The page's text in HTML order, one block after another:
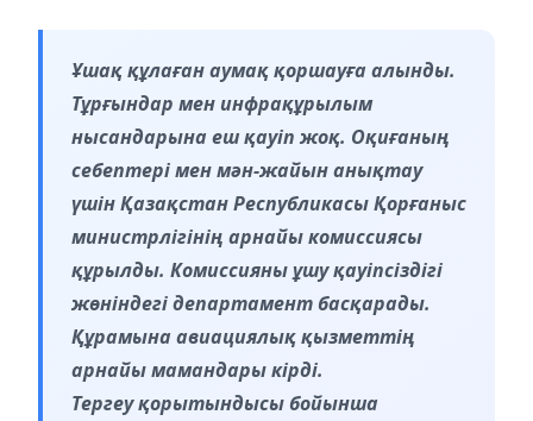
Ұшақ құлаған аумақ қоршауға алынды.
Тұрғындар мен инфрақұрылым
нысандарына еш қауіп жоқ. Оқиғаның
себептері мен мән-жайын анықтау
үшін Қазақстан Республикасы Қорғаныс
министрлігінің арнайы комиссиясы
құрылды. Комиссияны ұшу қауіпсіздігі
жөніндегі департамент басқарады.
Құрамына авиациялық қызметтің
арнайы мамандары кірді.
Тергеу қорытындысы бойынша